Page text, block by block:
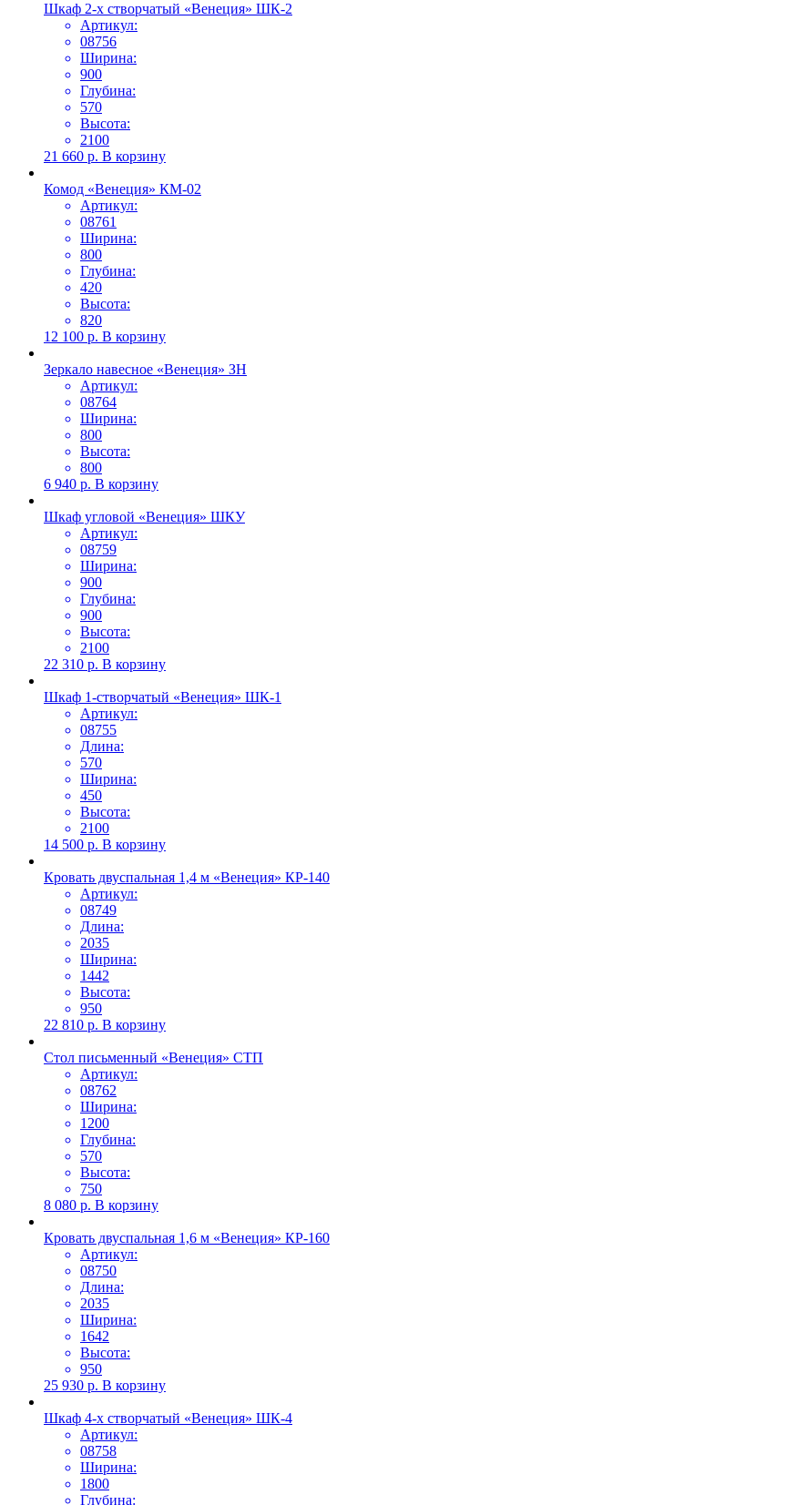
Шкаф 2-х створчатый «Венеция» ШК-2
Артикул:
08756
Ширина:
900
Глубина:
570
Высота:
2100
21 660 р. В корзину
Комод «Венеция» КМ-02
Артикул:
08761
Ширина:
800
Глубина:
420
Высота:
820
12 100 р. В корзину
Зеркало навесное «Венеция» ЗН
Артикул:
08764
Ширина:
800
Высота:
800
6 940 р. В корзину
Шкаф угловой «Венеция» ШКУ
Артикул:
08759
Ширина:
900
Глубина:
900
Высота:
2100
22 310 р. В корзину
Шкаф 1-створчатый «Венеция» ШК-1
Артикул:
08755
Длина:
570
Ширина:
450
Высота:
2100
14 500 р. В корзину
Кровать двуспальная 1,4 м «Венеция» КР-140
Артикул:
08749
Длина:
2035
Ширина:
1442
Высота:
950
22 810 р. В корзину
Стол письменный «Венеция» СТП
Артикул:
08762
Ширина:
1200
Глубина:
570
Высота:
750
8 080 р. В корзину
Кровать двуспальная 1,6 м «Венеция» КР-160
Артикул:
08750
Длина:
2035
Ширина:
1642
Высота:
950
25 930 р. В корзину
Шкаф 4-х створчатый «Венеция» ШК-4
Артикул:
08758
Ширина:
1800
Глубина: